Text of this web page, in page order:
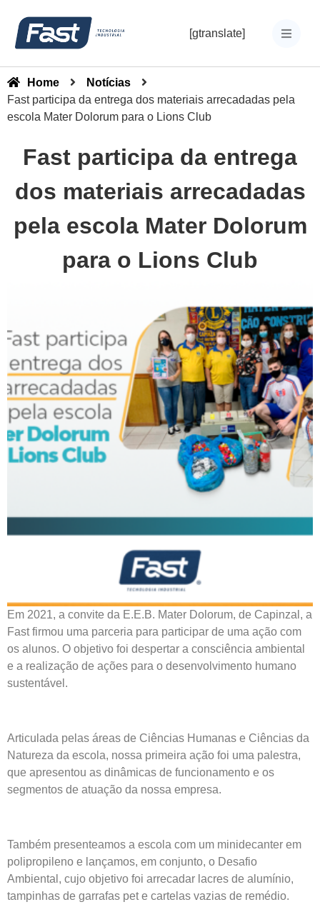
[gtranslate]
Home
Notícias
Fast participa da entrega dos materiais arrecadadas pela
escola Mater Dolorum para o Lions Club
Fast participa da entrega
dos materiais arrecadadas
pela escola Mater Dolorum
para o Lions Club
Em 2021, a convite da E.E.B. Mater Dolorum, de Capinzal, a
Fast firmou uma parceria para participar de uma ação com
os alunos. O objetivo foi despertar a consciência ambiental
e a realização de ações para o desenvolvimento humano
sustentável.
Articulada pelas áreas de Ciências Humanas e Ciências da
Natureza da escola, nossa primeira ação foi uma palestra,
que apresentou as dinâmicas de funcionamento e os
segmentos de atuação da nossa empresa.
Também presenteamos a escola com um minidecanter em
polipropileno e lançamos, em conjunto, o Desafio
Ambiental, cujo objetivo foi arrecadar lacres de alumínio,
tampinhas de garrafas pet e cartelas vazias de remédio.